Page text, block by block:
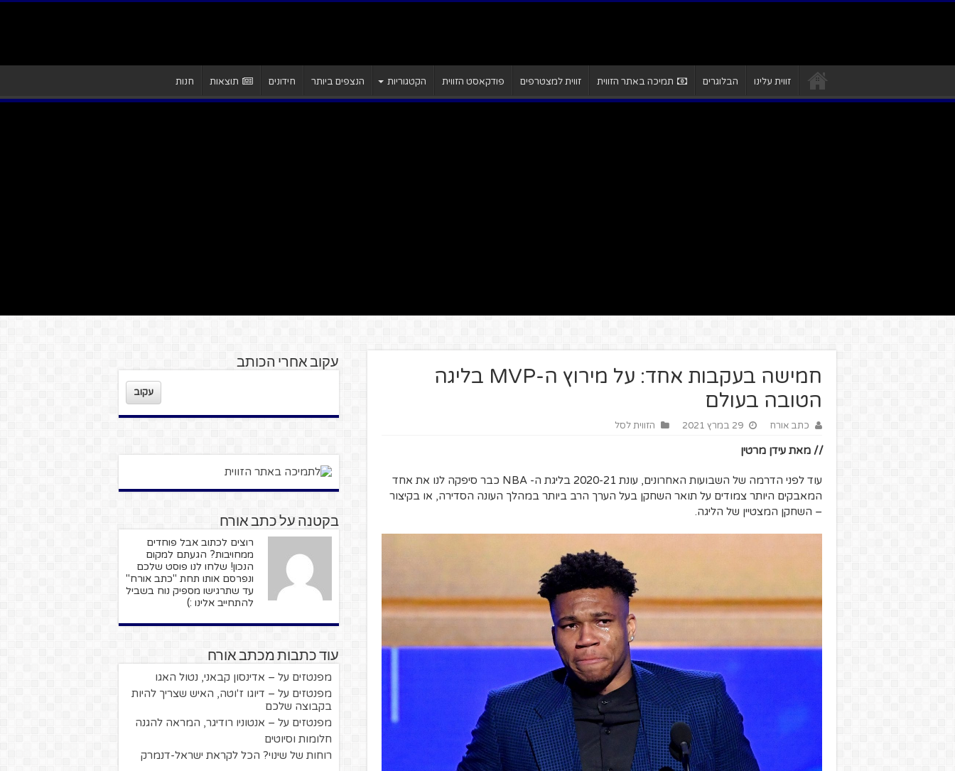
זווית עלינו הבלוגרים תמיכה באתר הזווית זווית למצטרפים פודקאסט הזווית הקטגוריות הנצפים ביותר חידונים תוצאות חנות
חמישה בעקבות אחד: על מירוץ ה-MVP בליגה
הטובה בעולם
כתב אורח 29 במרץ 2021 הזווית לסל
// מאת עידן מרטין
עוד לפני הדרמה של השבועות האחרונים, עונת 2020-21 בליגת ה- NBA כבר סיפקה לנו את אחד
המאבקים היותר צמודים על תואר השחקן בעל הערך הרב ביותר במהלך העונה הסדירה, או בקיצור
– השחקן המצטיין של הליגה.
עקוב אחרי הכותב
עקוב
בקטנה על כתב אורח
רוצים לכתוב אבל פוחדים
ממחויבות? הגעתם למקום
הנכון! שלחו לנו פוסט שלכם
ונפרסם אותו תחת "כתב אורח"
עד שתרגישו מספיק נוח בשביל
להתחייב אלינו :)
עוד כתבות מכתב אורח
מפנטזים על – אדינסון קבאני, נטול האגו
מפנטזים על – דיוגו ז'וטה, האיש שצריך להיות
בקבוצה שלכם
מפנטזים על – אנטוניו רודיגר, המראה להגנה
חלומות וסיוטים
רוחות של שינוי? הכל לקראת ישראל-דנמרק